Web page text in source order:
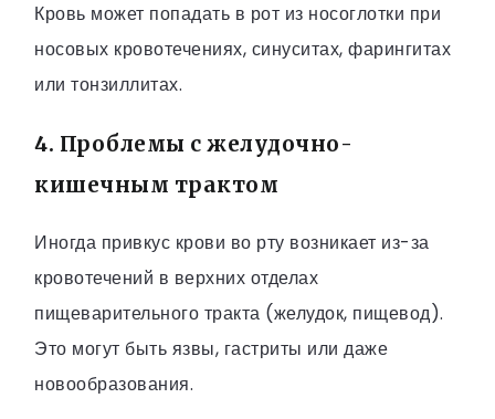
Кровь может попадать в рот из носоглотки при
носовых кровотечениях, синуситах, фарингитах
или тонзиллитах.
4. Проблемы с желудочно-
кишечным трактом
Иногда привкус крови во рту возникает из-за
кровотечений в верхних отделах
пищеварительного тракта (желудок, пищевод).
Это могут быть язвы, гастриты или даже
новообразования.